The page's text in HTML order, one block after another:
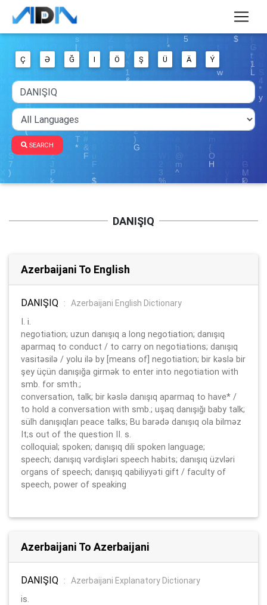
Ç Ə Ğ I Ö Ş Ü Ä Ý
SEARCH
DANIŞIQ
Azerbaijani To English
DANIŞIQ : Azerbaijani English Dictionary
I. i.
negotiation; uzun danışıq a long negotiation; danışıq
aparmaq to conduct / to carry on negotiations; danışıq
vasitəsilə / yolu ilə by [means of] negotiation; bir kəslə bir
şey üçün danışığa girmək to enter into negotiation with
smb. for smth.;
conversation, talk; bir kəslə danışıq aparmaq to have* /
to hold a conversation with smb.; uşaq danışığı baby talk;
sülh danışıqları peace talks; Bu barədə danışıq ola bilməz
It;s out of the question II. s.
colloquial; spoken; danışıq dili spoken language;
speech; danışıq vərdişləri speech habits; danışıq üzvləri
organs of speech; danışıq qabiliyyəti gift / faculty of
speech, power of speaking
Azerbaijani To Azerbaijani
DANIŞIQ : Azerbaijani Explanatory Dictionary
is.